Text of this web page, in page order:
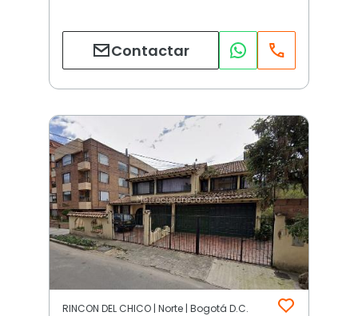
Contactar
RINCON DEL CHICO | Norte | Bogotá D.C.